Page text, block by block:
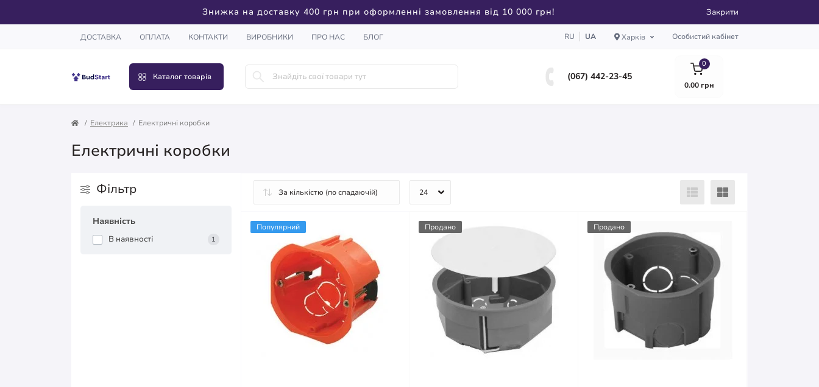
Знижка на доставку 400 грн при оформленні замовлення від 10 000 грн! Закрити
ДОСТАВКА ОПЛАТА КОНТАКТИ ВИРОБНИКИ ПРО НАС БЛОГ RU UA Харків Особистий кабінет
Каталог товарів (067) 442-23-45
0
0.00 грн
Електрика Електричні коробки
Електричні коробки
Фільтр
Наявність
В наявності 1
Популярний Продано Продано